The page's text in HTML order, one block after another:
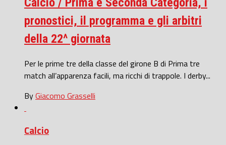
pronostici, il programma e gli arbitri
della 22^ giornata
Per le prime tre della classe del girone B di Prima tre
match all’apparenza facili, ma ricchi di trappole. I derby...
ByGiacomo Grasselli
Calcio